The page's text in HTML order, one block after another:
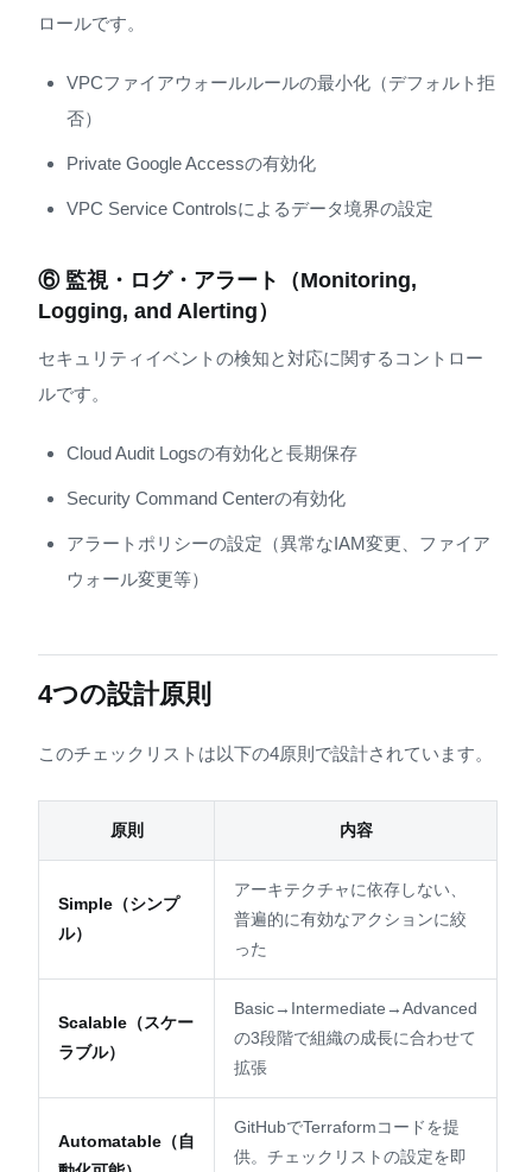
ロールです。
VPCファイアウォールルールの最小化（デフォルト拒
否）
Private Google Accessの有効化
VPC Service Controlsによるデータ境界の設定
⑥ 監視・ログ・アラート（Monitoring,
Logging, and Alerting）
セキュリティイベントの検知と対応に関するコントロー
ルです。
Cloud Audit Logsの有効化と長期保存
Security Command Centerの有効化
アラートポリシーの設定（異常なIAM変更、ファイア
ウォール変更等）
4つの設計原則
このチェックリストは以下の4原則で設計されています。
原則 内容
Simple（シンプ
ル）
アーキテクチャに依存しない、
普遍的に有効なアクションに絞
った
Scalable（スケー
ラブル）
Basic→Intermediate→Advanced
の3段階で組織の成長に合わせて
拡張
Automatable（自
GitHubでTerraformコードを提
供。チェックリストの設定を即